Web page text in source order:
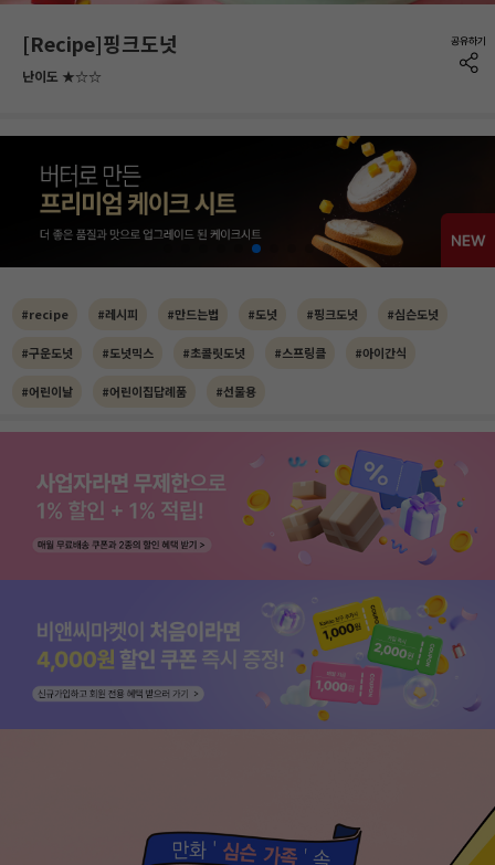
[Recipe]핑크도넛
난이도 ★☆☆
#recipe #레시피 #만드는법 #도넛 #핑크도넛 #심슨도넛
#구운도넛 #도넛믹스 #초콜릿도넛 #스프링클 #아이간식
#어린이날 #어린이집답례품 #선물용